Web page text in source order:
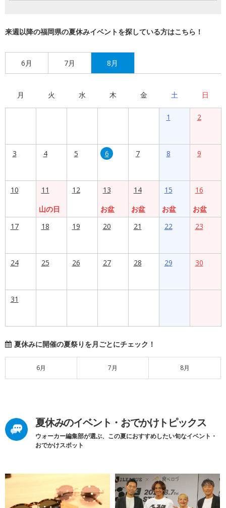
来週以降の福岡県の夏休みイベントを探している方はこちら！
6月 7月 8月
月 火 水 木 金 土 日
1 2
3 4 5 6 7 8 9
10
11
山の日
12
13
お盆
14
お盆
15
お盆
16
お盆
17
18 19 20 21 22 23
24 25 26 27 28 29 30
31
夏休みに開催の夏祭りを月ごとにチェック！
6月 7月 8月
夏休みのイベント・おでかけトピックス
ウォーカー編集部が選ぶ、この夏におすすめしたい旬なイベント・
おでかけスポット